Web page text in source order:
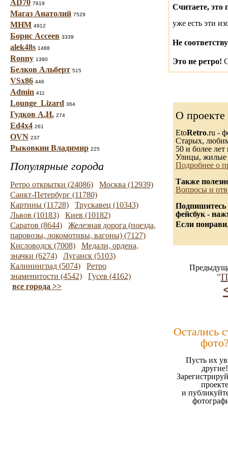
AD70 7819
Магаз Анатолий 7529
МНМ 4912
Борис Ассеев 3339
alek48s 1488
Ronny 1390
Белков Альберт 515
VSx86 446
Admin 411
Lounge_Lizard 364
Гудков А.И. 274
Ed4x4 261
OVN 237
Рыковкин Владимир 225
Популярные города
Ретро открытки (24086)
Москва (12939)
Санкт-Петербург (11780)
Картины (11728)
Трускавец (10343)
Львов (10183)
Киев (10182)
Саратов (8644)
Железная дорога (поезда,
паровозы, локомотивы, вагоны) (7127)
Кисловодск (7008)
Медали, ордена,
значки (6274)
Луганск (5103)
Калининград (5074)
Ретро
знаменитости (4542)
Гусев (4162)
все города >>
Считаете, это
уже есть эти
Не
Это не ретро!
О проекте
EtoRetro.ru -
Старых,
50 и более лет
Улицы, жилые
Подробнее о
Также
Вопросы и
Подпишитесь
фейсбук -
Если
"
Остались
Пусть их
другие!
проекте
и